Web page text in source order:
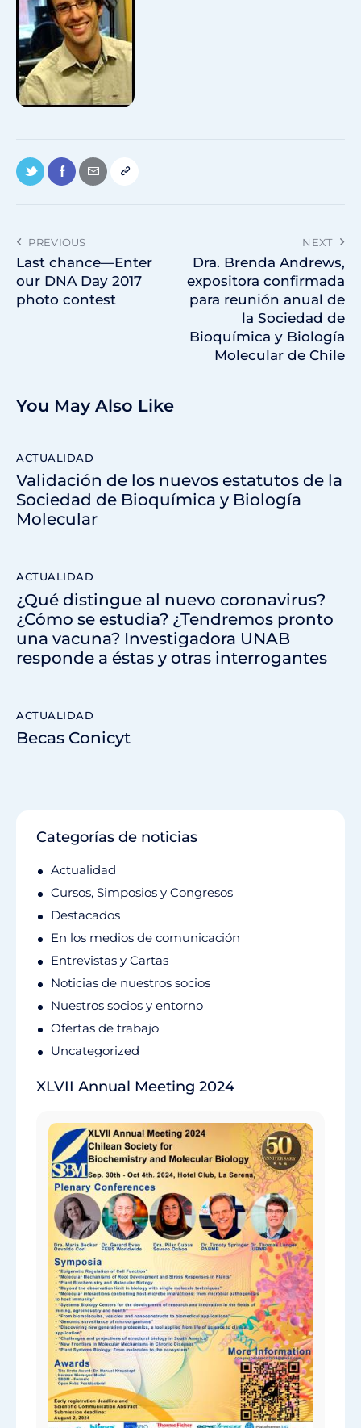
PREVIOUS
Last chance—Enter
our DNA Day 2017
photo contest
NEXT
Dra. Brenda Andrews,
expositora confirmada
para reunión anual de
la Sociedad de
Bioquímica y Biología
Molecular de Chile
You May Also Like
ACTUALIDAD
Validación de los nuevos estatutos de la
Sociedad de Bioquímica y Biología
Molecular
ACTUALIDAD
¿Qué distingue al nuevo coronavirus?
¿Cómo se estudia? ¿Tendremos pronto
una vacuna? Investigadora UNAB
responde a éstas y otras interrogantes
ACTUALIDAD
Becas Conicyt
Categorías de noticias
Actualidad
Cursos, Simposios y Congresos
Destacados
En los medios de comunicación
Entrevistas y Cartas
Noticias de nuestros socios
Nuestros socios y entorno
Ofertas de trabajo
Uncategorized
XLVII Annual Meeting 2024